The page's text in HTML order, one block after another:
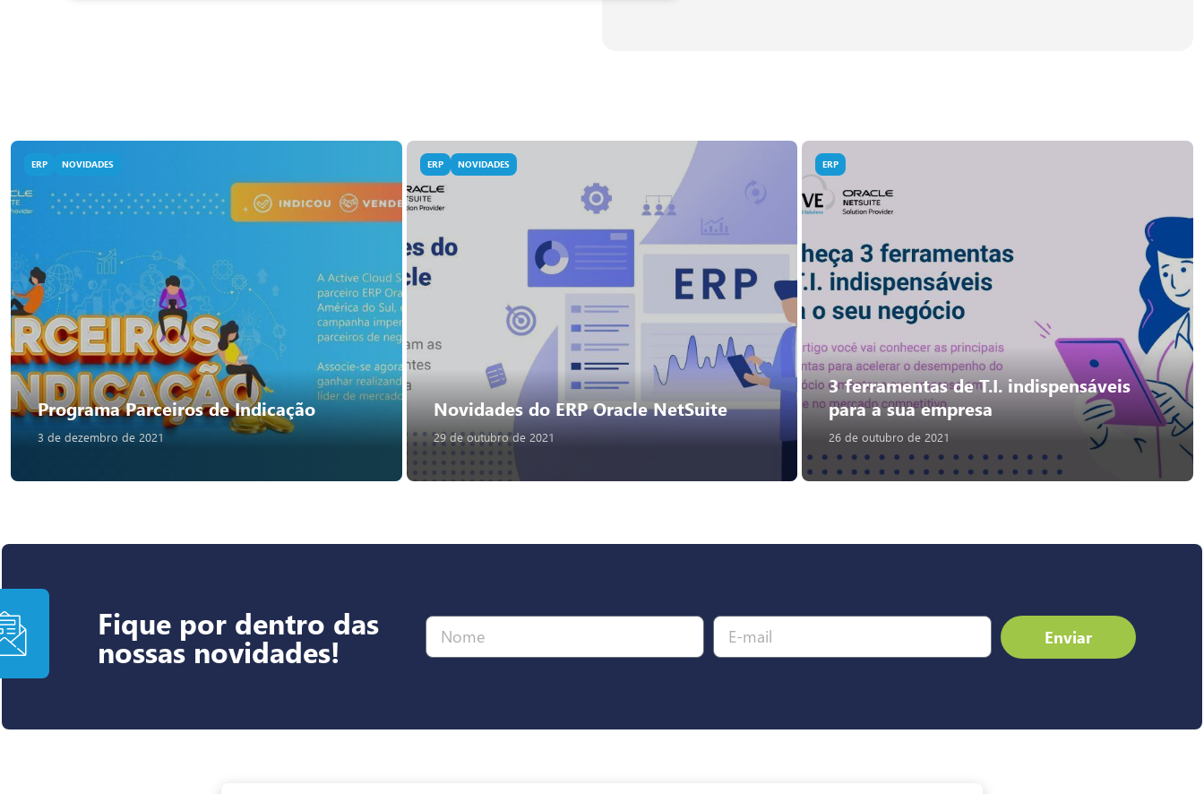
Programa Parceiros de Indicação
3 de dezembro de 2021
ERP NOVIDADES
Novidades do ERP Oracle NetSuite
29 de outubro de 2021
ERP NOVIDADES
3 ferramentas de T.I. indispensáveis
para a sua empresa
26 de outubro de 2021
ERP
Fique por dentro das
nossas novidades! Enviar